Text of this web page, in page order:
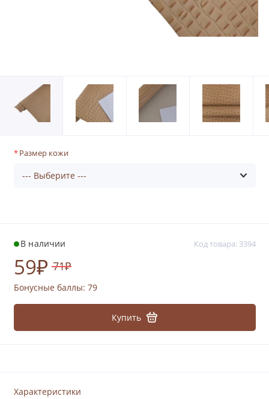
В наличии Код товара: 3394
59₽ 71₽
Бонусные баллы: 79
Купить
Размер кожи
Характеристики